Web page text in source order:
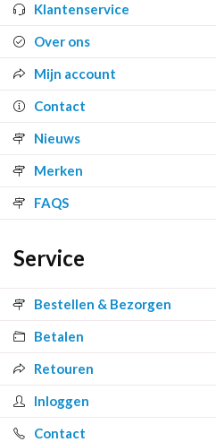
Klantenservice
Over ons
Mijn account
Contact
Nieuws
Merken
FAQS
Service
Bestellen & Bezorgen
Betalen
Retouren
Inloggen
Contact